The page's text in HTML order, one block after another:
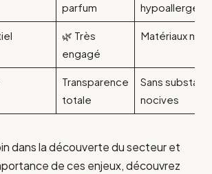
parfum
🌿 Très
engagé
Matériaux
Transparence
totale
Sans
nocives
dans la découverte du secteur et
de ces enjeux, découvrez